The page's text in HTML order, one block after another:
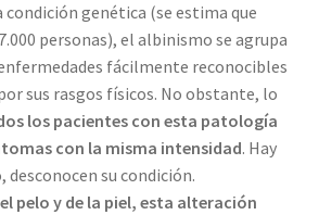
condición genética (se estima que
personas), el albinismo se agrupa
fácilmente reconocibles
sus rasgos físicos. No obstante, lo
los pacientes con esta patología
con la misma intensidad. Hay
desconocen su condición.
pelo y de la piel, esta alteración